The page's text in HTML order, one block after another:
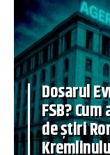
Dosarul
FSB?
de știri